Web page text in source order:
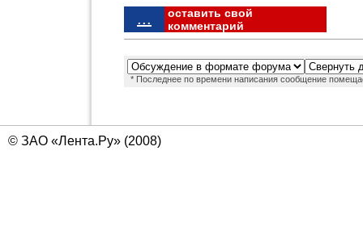
...
оставить свой
комментарий
* Последнее по времени написания сообщение
© ЗАО «Лента.Ру» (2008)